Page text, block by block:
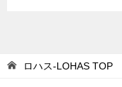
ロハス-LOHAS TOP